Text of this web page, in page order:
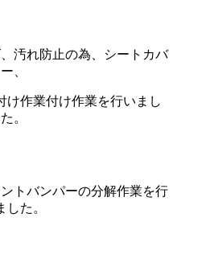
汚れ防止の為、シートカバ
ー、
け作業付け作業を行いまし
た。
トバンパーの分解作業を行
した。